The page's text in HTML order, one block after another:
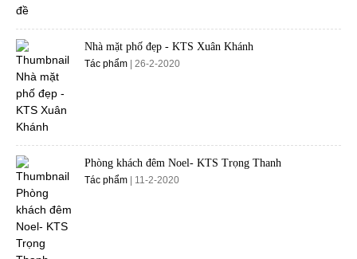
Nhà mặt phố đẹp - KTS Xuân Khánh
Tác phẩm | 26-2-2020
Phòng khách đêm Noel- KTS Trọng Thanh
Tác phẩm | 11-2-2020